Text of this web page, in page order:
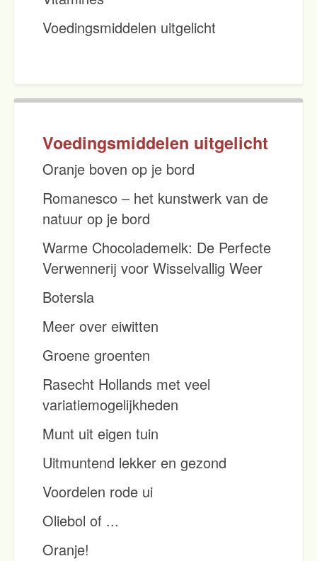
Voedingsmiddelen uitgelicht
Voedingsmiddelen uitgelicht
Oranje boven op je bord
Romanesco – het kunstwerk van de
natuur op je bord
Warme Chocolademelk: De Perfecte
Verwennerij voor Wisselvallig Weer
Botersla
Meer over eiwitten
Groene groenten
Rasecht Hollands met veel
variatiemogelijkheden
Munt uit eigen tuin
Uitmuntend lekker en gezond
Voordelen rode ui
Oliebol of ...
Oranje!